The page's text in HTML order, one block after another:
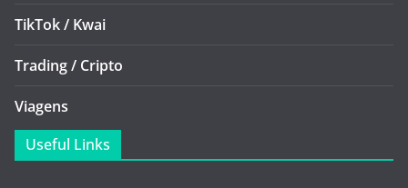
TikTok / Kwai
Trading / Cripto
Viagens
Useful Links